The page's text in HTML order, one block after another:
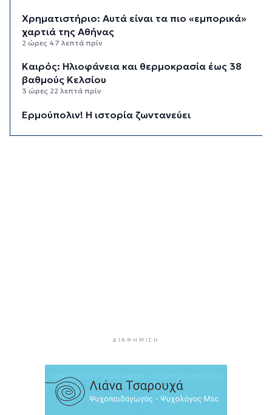
Χρηματιστήριο: Αυτά είναι τα πιο «εμπορικά»
χαρτιά της Αθήνας
2 ώρες 47 λεπτά πρίν
Καιρός: Ηλιοφάνεια και θερμοκρασία έως 38
βαθμούς Κελσίου
3 ώρες 22 λεπτά πρίν
Ερμούπολιν! Η ιστορία ζωντανεύει
ΔΙΑΦΉΜΙΣΗ